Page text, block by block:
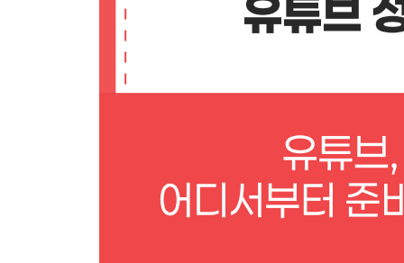
LESSON 05 유튜브 스튜디오를 알면 채널 분석 방
유튜브 스튜디오 들여다보기
내 채널에 독이 되는 분석
Q01 쇼츠와 롱폼(일반 영상) 중 무엇을 먼저 시작
Q02 영상은 일주일에 몇 개씩 올려야 하나요?
Q03 유튜브 채널의 브랜딩 세팅 시기는 언제인가
Q04 갓 만든 채널도 유튜브 알고리즘에 노출될 수